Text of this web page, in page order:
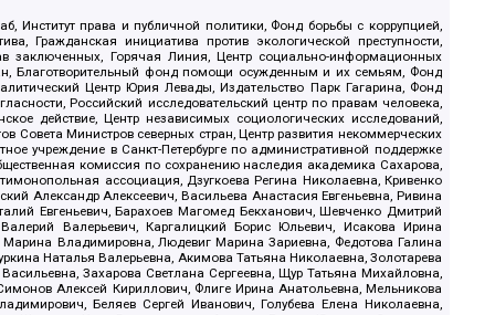
Институт права и публичной политики, Фонд борьбы с коррупцией,
Гражданская инициатива против экологической преступности,
заключенных, Горячая Линия, Центр социально-информационных
Благотворительный фонд помощи осужденным и их семьям, Фонд
Центр Юрия Левады, Издательство Парк Гагарина, Фонд
Российский исследовательский центр по правам человека,
действие, Центр независимых социологических исследований,
Министров северных стран, Центр развития некоммерческих
учреждение в Санкт-Петербурге по административной поддержке
комиссия по сохранению наследия академика Сахарова,
ассоциация, Дзугкоева Регина Николаевна, Кривенко
Александр Алексеевич, Васильева Анастасия Евгеньевна, Ривина
Евгеньевич, Барахоев Магомед Бекханович, Шевченко Дмитрий
Валерьевич, Каргалицкий Борис Юльевич, Исакова Ирина
Владимировна, Людевиг Марина Зариевна, Федотова Галина
Наталья Валерьевна, Акимова Татьяна Николаевна, Золотарева
Захарова Светлана Сергеевна, Щур Татьяна Михайловна,
Алексей Кириллович, Флиге Ирина Анатольевна, Мельникова
Беляев Сергей Иванович, Голубева Елена Николаевна,